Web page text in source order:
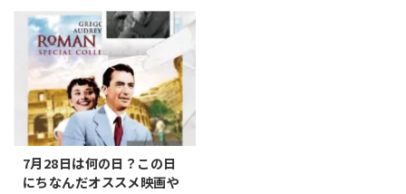
への貢献を称える日となってい
ます。 マンデラが人々に奉仕し
た67年間 ...
日は何の日？ この日にちなんだ
記念日とオススメの映画などを
まとめてみました。 記念日 ハサ
ミの日 8月3日が「ハサミの日」
とされるのは、美容家兼学校法
人・山野学苑の創設者が1977年
に「ハサミ供養」を提唱したこ
とに由来します。この日は、
わせから選ばれ、美容と理容、
洋裁などで使用されるハサミに
7月28日は何の日？この日
にちなんだオススメ映画や